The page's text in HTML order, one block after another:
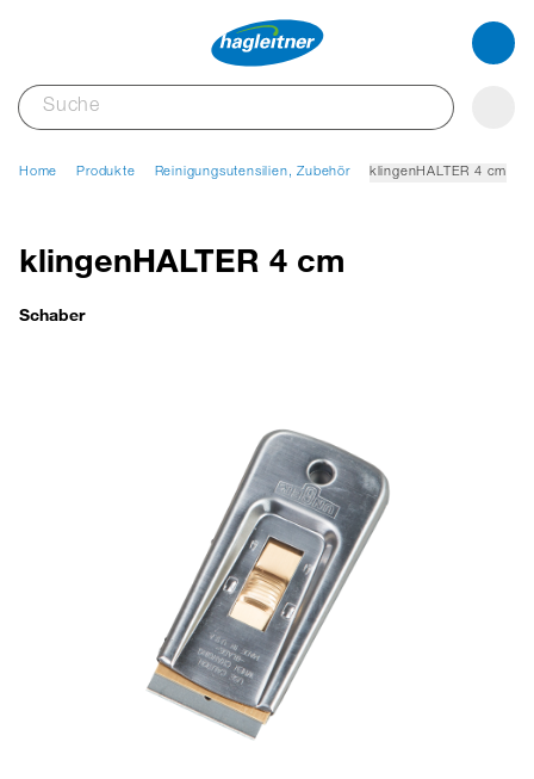
Home Produkte Reinigungsutensilien, Zubehör klingenHALTER 4 cm
klingenHALTER 4 cm
Schaber